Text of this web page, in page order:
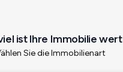
ist Ihre Immobilie wert
Sie die Immobilienart